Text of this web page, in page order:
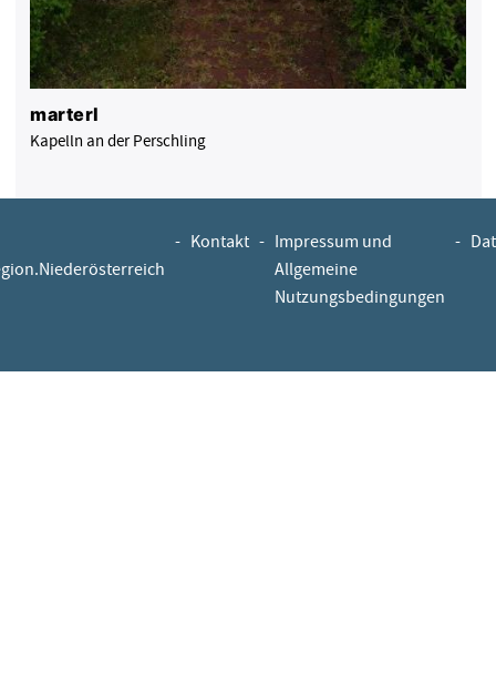
marterl
Kapelln an der Perschling
- Kontakt - Impressum und
Allgemeine
Nutzungsbedingungen
-